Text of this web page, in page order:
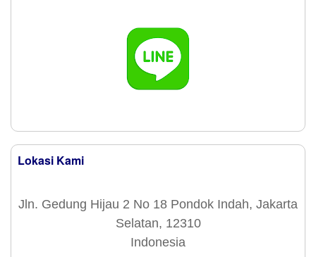
Lokasi Kami
Jln. Gedung Hijau 2 No 18 Pondok Indah, Jakarta
Selatan, 12310
Indonesia